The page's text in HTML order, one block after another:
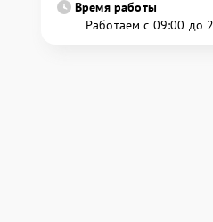
Время работы
Работаем с 09:00 до